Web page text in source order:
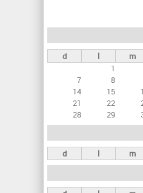
e
t
s
n
c
i
p
d l m
1
7
8
14
15
21
22
28
29
d l m